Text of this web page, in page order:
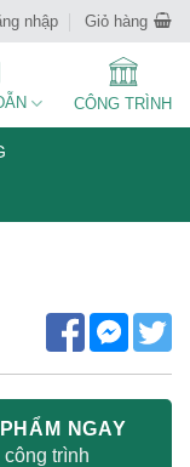
nhập Giỏ hàng
CÔNG TRÌNH
NGAY
trình